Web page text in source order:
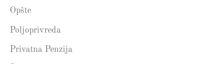
Opšte
Poljoprivreda
Privatna Penzija